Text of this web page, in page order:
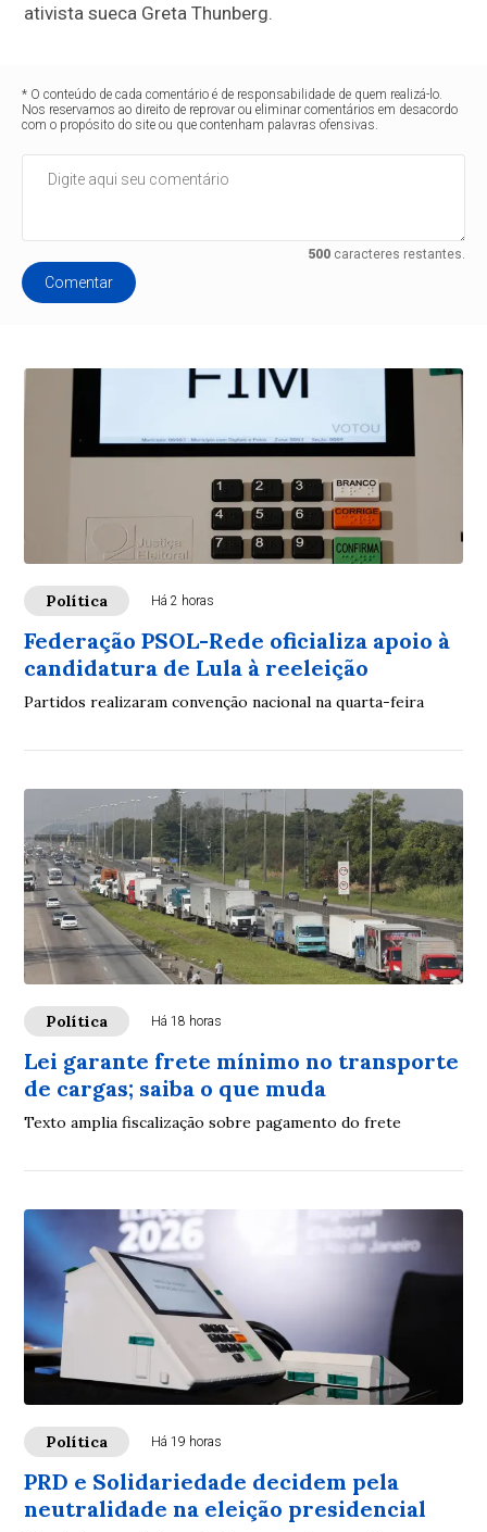
ativista sueca Greta Thunberg.
* O conteúdo de cada comentário é de responsabilidade de quem realizá-lo.
Nos reservamos ao direito de reprovar ou eliminar comentários em desacordo
com o propósito do site ou que contenham palavras ofensivas.
500caracteres restantes.
Comentar
Política Há 2 horas
Federação PSOL-Rede oficializa apoio à
candidatura de Lula à reeleição
Partidos realizaram convenção nacional na quarta-feira
Política Há 18 horas
Lei garante frete mínimo no transporte
de cargas; saiba o que muda
Texto amplia fiscalização sobre pagamento do frete
Política Há 19 horas
PRD e Solidariedade decidem pela
neutralidade na eleição presidencial